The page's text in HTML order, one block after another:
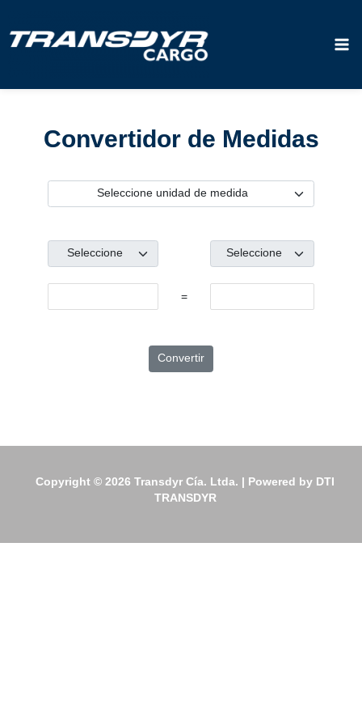
contenido
Convertidor de Medidas
=
Convertir
Copyright © 2026 Transdyr Cía. Ltda. | Powered by DTI
TRANSDYR